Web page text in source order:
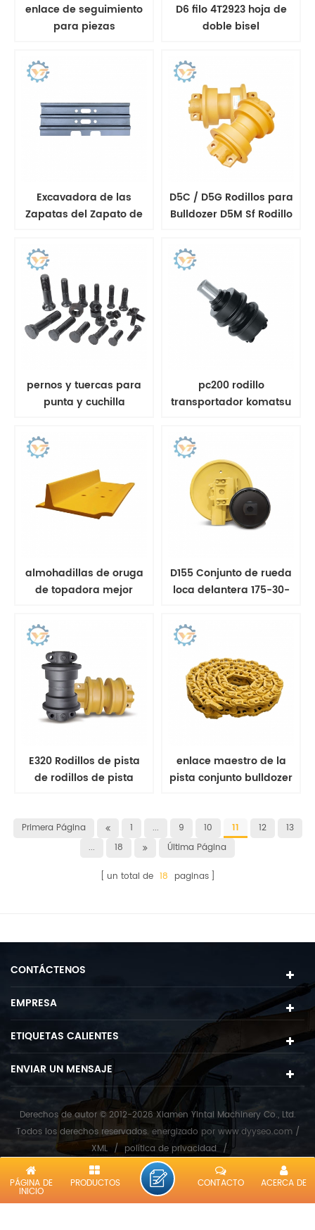
enlace de seguimiento
para piezas
excavadoras hyundai
D6 filo 4T2923 hoja de
doble bisel
Excavadora de las
Zapatas del Zapato de
SANYI Recomendación
D5C / D5G Rodillos para
Bulldozer D5M Sf Rodillo
pernos y tuercas para
punta y cuchilla
pc200 rodillo
transportador komatsu
almohadillas de oruga
de topadora mejor
D155 Conjunto de rueda
loca delantera 175-30-
excavadora Komatsu
E320 Rodillos de pista
de rodillos de pista
enlace maestro de la
pista conjunto bulldozer
Primera Página 1 ... 9 10 11 12
13
...
18 Última Página
un total de 18 paginas
CONTÁCTENOS
EMPRESA
ETIQUETAS CALIENTES
ENVIAR UN MENSAJE
Derechos de autor © 2012-2026 Xiamen Yintai Machinery Co., Ltd.
Todos los derechos reservados. energizado por www.dyyseo.com /
XML / política de privacidad /
red ipv6 compatible
PÁGINA DE
INICIO
PRODUCTOS ACERCA DE
CONTACTO